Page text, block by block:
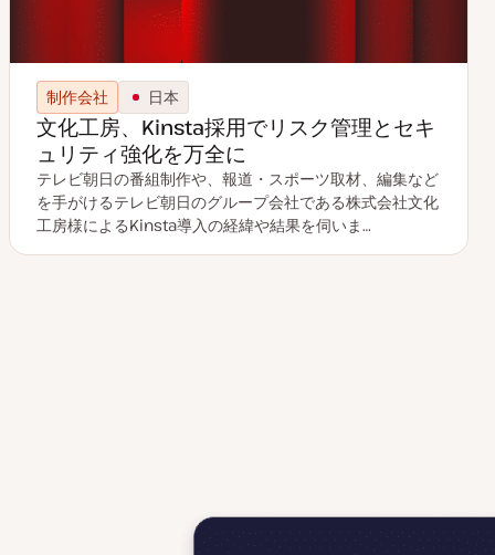
制作会社 日本
文化工房、Kinsta採用でリスク管理とセキ
ュリティ強化を万全に
テレビ朝日の番組制作や、報道・スポーツ取材、編集など
を手がけるテレビ朝日のグループ会社である株式会社文化
工房様によるKinsta導入の経緯や結果を伺いま…